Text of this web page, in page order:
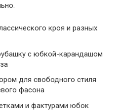
кроя и разных
с юбкой-карандашом
для свободного стиля
фасона
и фактурами юбок